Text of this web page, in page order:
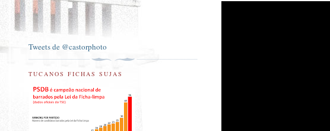
Tweets de @castorphoto
TUCANOS FICHAS SUJAS